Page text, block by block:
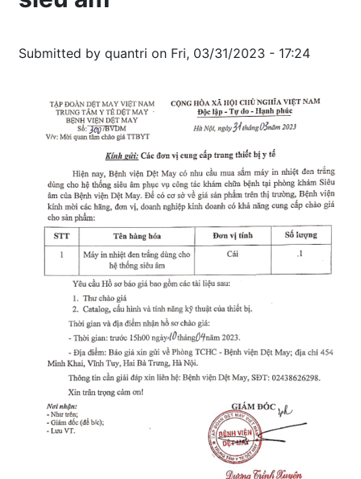
Submitted by quantri on Fri, 03/31/2023 - 17:24